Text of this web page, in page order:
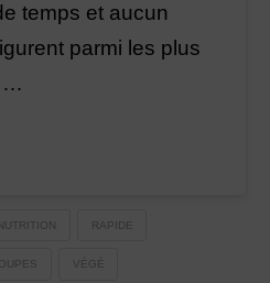
temps et aucun
parmi les plus
…
RAPIDE
VÉGÉ